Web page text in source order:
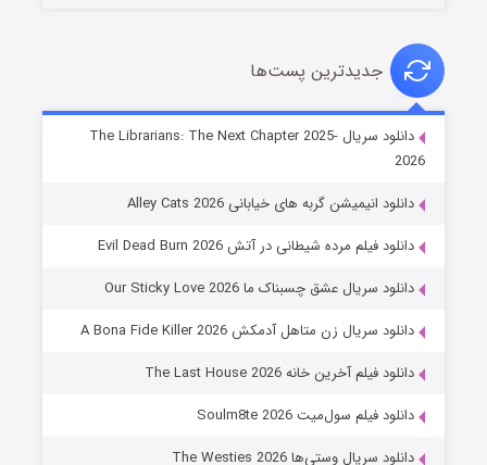
شوهر
عملیات آپارتمان
جدیدترین پست‌ها
دانلود سریال The Librarians: The Next Chapter 2025-
2026
دانلود انیمیشن گربه های خیابانی Alley Cats 2026
دانلود فیلم مرده شیطانی در آتش Evil Dead Burn 2026
دانلود سریال عشق چسبناک ما Our Sticky Love 2026
دانلود سریال زن متاهل آدمکش A Bona Fide Killer 2026
دانلود فیلم آخرین خانه The Last House 2026
دانلود فیلم سول‌میت Soulm8te 2026
دانلود سریال وستی‌ها The Westies 2026